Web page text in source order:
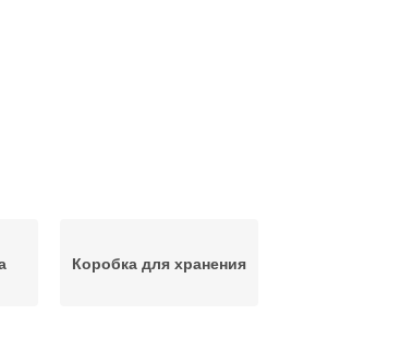
Коробка для хранения